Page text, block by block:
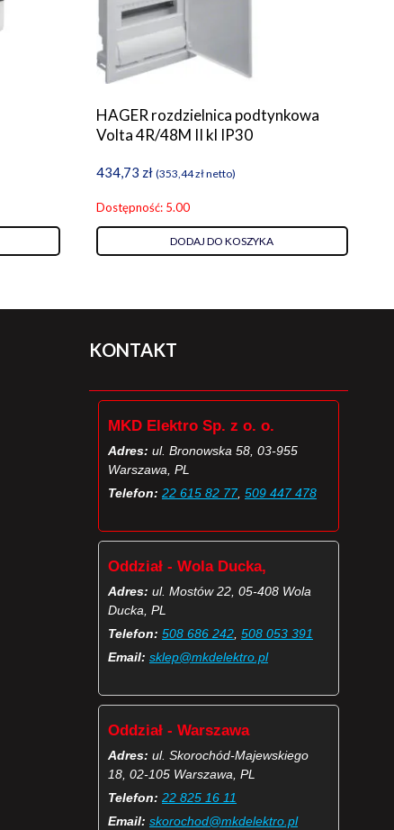
HAGER rozdzielnica podtynkowa
Volta 4R/48M II kl IP30
434,73 zł (353,44złnetto)
Dostępność: 5.00
DODAJ DO KOSZYKA
KONTAKT
MKD Elektro Sp. z o. o.
Adres: ul. Bronowska 58, 03-955
Warszawa, PL
Telefon: 22 615 82 77, 509 447 478
Oddział - Wola Ducka,
Adres: ul. Mostów 22, 05-408 Wola
Ducka, PL
Telefon: 508 686 242 508 053 391
Email: sklep@mkdelektro.pl
Oddział - Warszawa
Adres: ul. Skorochód-Majewskiego
18, 02-105 Warszawa, PL
Telefon: 22 825 16 11
Email: skorochod@mkdelektro.pl